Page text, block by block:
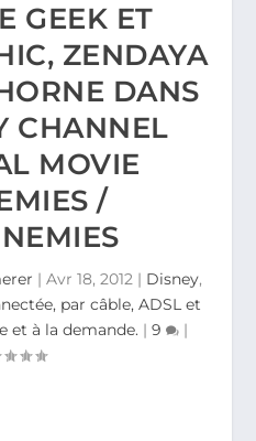
GEEK ET
ZENDAYA
DANS
CHANNEL
MOVIE
/
| Avr 18, 2012 | Disney,
par câble, ADSL et
et à la demande. | 9 |